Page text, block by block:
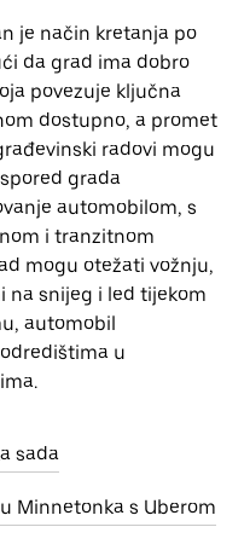
je način kretanja po
da grad ima dobro
povezuje ključna
dostupno, a promet
radovi mogu
grada
automobilom, s
i tranzitnom
mogu otežati vožnju,
na snijeg i led tijekom
automobil
u
sada
Minnetonka s Uberom